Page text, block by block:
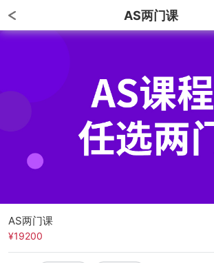
AS两门课
AS两门课
¥19200